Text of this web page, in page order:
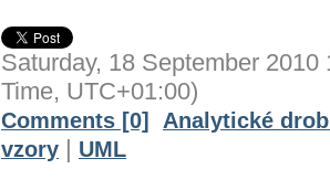
Saturday, 18 September
Time, UTC+01:00)
Comments [0]
Analytické
vzory
UML